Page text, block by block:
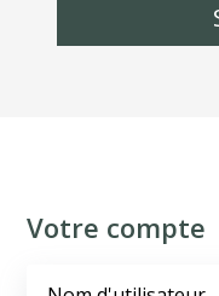
Votre compte